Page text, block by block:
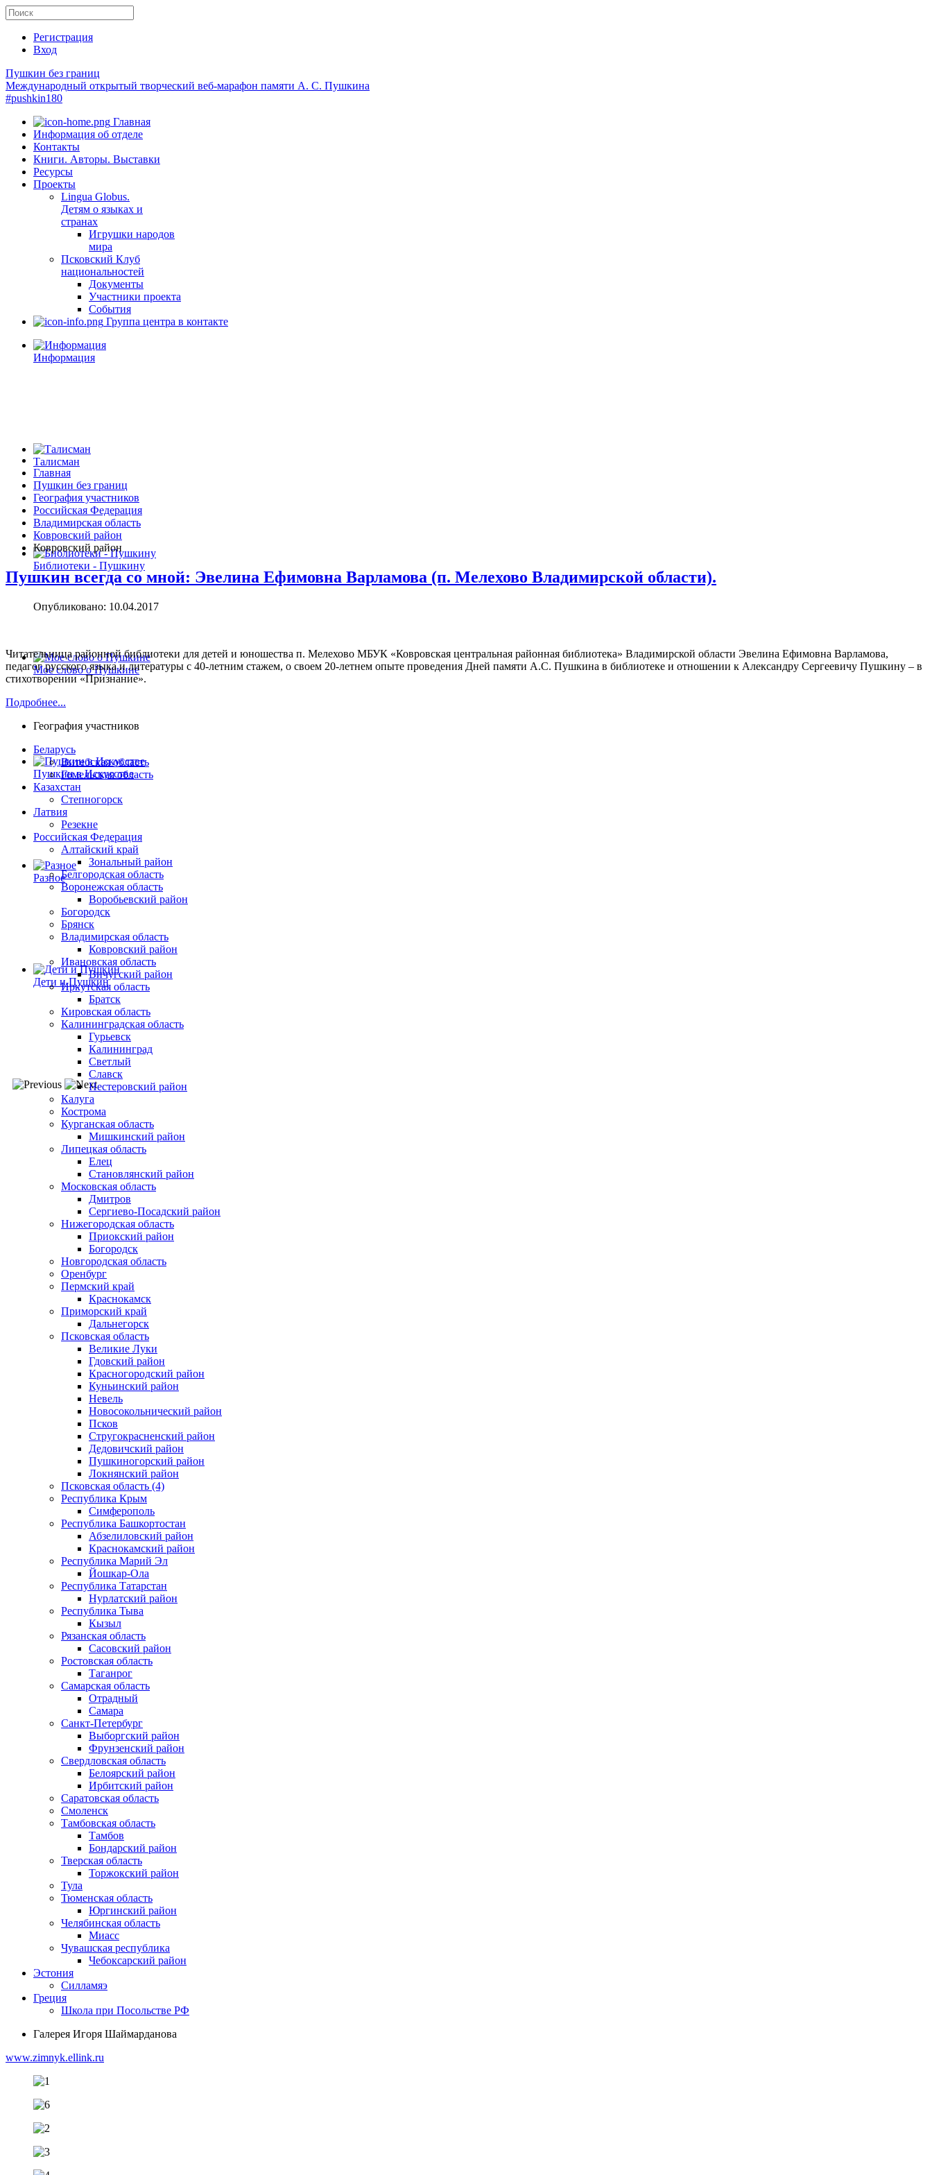
Регистрация
Вход
Пушкин без границ
Международный открытый творческий веб-марафон памяти А. С. Пушкина
#pushkin180
Главная
Информация об отделе
Контакты
Книги. Авторы. Выставки
Ресурсы
Проекты
Lingua Globus.
Детям о языках и
странах
Игрушки народов
мира
Псковский Клуб
национальностей
Документы
Участники проекта
События
Группа центра в контакте
Информация
Талисман
Библиотеки - Пушкину
Мое слово о Пушкине
Пушкин в Искусстве
Разное
Дети и Пушкин
Главная
Пушкин без границ
География участников
Российская Федерация
Владимирская область
Ковровский район
Ковровский район
Пушкин всегда со мной: Эвелина Ефимовна Варламова (п. Мелехово Владимирской области).
Опубликовано: 10.04.2017
Читательница районной библиотеки для детей и юношества п. Мелехово МБУК «Ковровская центральная районная библиотека» Владимирской области Эвелина Ефимовна Варламова,
педагог русского языка и литературы с 40-летним стажем, о своем 20-летнем опыте проведения Дней памяти А.С. Пушкина в библиотеке и отношении к Александру Сергеевичу Пушкину – в
стихотворении «Признание».
Подробнее...
География участников
Беларусь
Витебская область
Гомельская область
Казахстан
Степногорск
Латвия
Резекне
Российская Федерация
Алтайский край
Зональный район
Белгородская область
Воронежская область
Воробьевский район
Богородск
Брянск
Владимирская область
Ковровский район
Ивановская область
Вичугский район
Иркутская область
Братск
Кировская область
Калининградская область
Гурьевск
Калининград
Светлый
Славск
Нестеровский район
Калуга
Кострома
Курганская область
Мишкинский район
Липецкая область
Елец
Становлянский район
Московская область
Дмитров
Сергиево-Посадский район
Нижегородская область
Приокский район
Богородск
Новгородская область
Оренбург
Пермский край
Краснокамск
Приморский край
Дальнегорск
Псковская область
Великие Луки
Гдовский район
Красногородский район
Куньинский район
Невель
Новосокольнический район
Псков
Стругокрасненский район
Дедовичский район
Пушкиногорский район
Локнянский район
Псковская область (4)
Республика Крым
Симферополь
Республика Башкортостан
Абзелиловский район
Краснокамский район
Республика Марий Эл
Йошкар-Ола
Республика Татарстан
Нурлатский район
Республика Тыва
Кызыл
Рязанская область
Сасовский район
Ростовская область
Таганрог
Самарская область
Отрадный
Самара
Санкт-Петербург
Выборгский район
Фрунзенский район
Свердловская область
Белоярский район
Ирбитский район
Саратовская область
Смоленск
Тамбовская область
Тамбов
Бондарский район
Тверская область
Торжокский район
Тула
Тюменская область
Юргинский район
Челябинская область
Миасс
Чувашская республика
Чебоксарский район
Эстония
Силламяэ
Греция
Школа при Посольстве РФ
Галерея Игоря Шаймарданова
www.zimnyk.ellink.ru